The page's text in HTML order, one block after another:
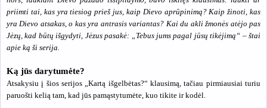
priimti tai, kas yra tiesiog prieš jus, kaip Dievo aprūpinimą? Kaip žinoti, kas
yra Dievo atsakas, o kas yra antrasis variantas? Kai du akli žmonės atėjo pas
Jėzų, kad būtų išgydyti, Jėzus pasakė: „Tebus jums pagal jūsų tikėjimą“ – štai
apie ką ši serija.
Ką jūs darytumėte?
Atsakysiu į šios serijos „Kartą išgelbėtas?“ klausimą, tačiau pirmiausiai turiu
paruošti kelią tam, kad jūs pamąstytumėte, kuo tikite ir kodėl.